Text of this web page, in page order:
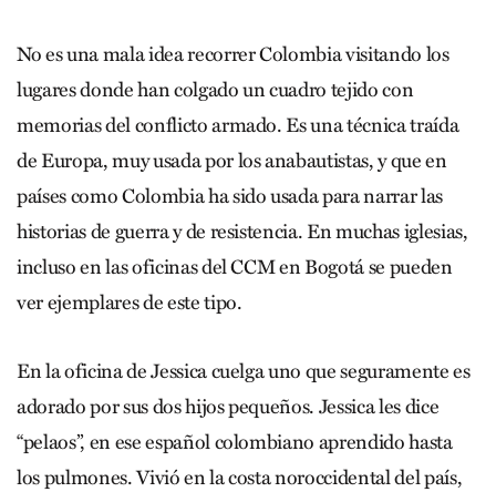
No es una mala idea recorrer Colombia visitando los
lugares donde han colgado un cuadro tejido con
memorias del conflicto armado. Es una técnica traída
de Europa, muy usada por los anabautistas, y que en
países como Colombia ha sido usada para narrar las
historias de guerra y de resistencia. En muchas iglesias,
incluso en las oficinas del CCM en Bogotá se pueden
ver ejemplares de este tipo.
En la oficina de Jessica cuelga uno que seguramente es
adorado por sus dos hijos pequeños. Jessica les dice
“pelaos”, en ese español colombiano aprendido hasta
los pulmones. Vivió en la costa noroccidental del país,